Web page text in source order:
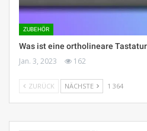
ZUBEHÖR
Was ist eine ortholineare
Jan. 3, 2023 162
ZURÜCK NÄCHSTE 1 364